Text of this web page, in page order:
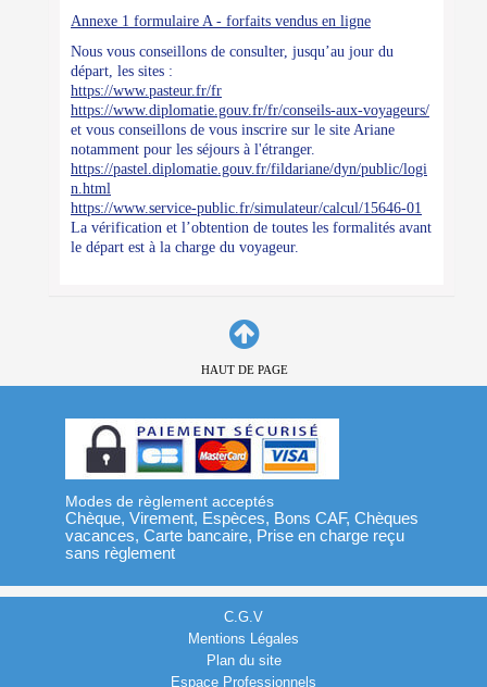
Annexe 1 formulaire A - forfaits vendus en ligne
Nous vous conseillons de consulter, jusqu’au jour du
départ, les sites :
https://www.pasteur.fr/fr
https://www.diplomatie.gouv.fr/fr/conseils-aux-voyageurs/
et vous conseillons de vous inscrire sur le site Ariane
notamment pour les séjours à l'étranger.
https://pastel.diplomatie.gouv.fr/fildariane/dyn/public/logi
n.html
https://www.service-public.fr/simulateur/calcul/15646-01
La vérification et l’obtention de toutes les formalités avant
le départ est à la charge du voyageur.
HAUT DE PAGE
Modes de règlement acceptés
Chèque, Virement, Espèces, Bons CAF, Chèques
vacances, Carte bancaire, Prise en charge reçu
sans règlement
C.G.V
Mentions Légales
Plan du site
Espace Professionnels